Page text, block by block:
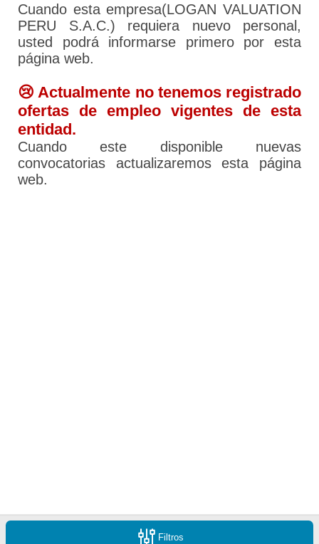
Cuando esta empresa(LOGAN VALUATION
PERU S.A.C.) requiera nuevo personal,
usted podrá informarse primero por esta
página web.
😢 Actualmente no tenemos registrado
ofertas de empleo vigentes de esta
entidad.
Cuando este disponible nuevas
convocatorias actualizaremos esta página
web.
Filtros